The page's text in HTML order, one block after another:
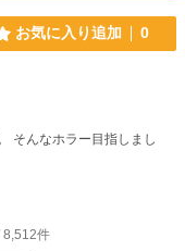
お気に入り追加 0
そんなホラー目指しまし
8,512件